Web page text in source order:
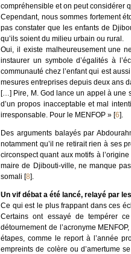
compréhensible et on peut considérer
Cependant, nous sommes fortement
pas constater que les enfants de
qu’ils soient du milieu urbain ou rural.
Oui, il existe malheureusement une
instaurer un symbole d’égalités à
communauté chez l’enfant qui est
mesures entreprises depuis deux ans
[…] Pire, M. God lance un appel à une
d’un propos inacceptable et mal
irresponsable. Pour le MENFOP » [6].
Des arguments balayés par
notamment qu’il ne retirait rien à ses
circonspect quant aux motifs à
maire de Djibouti-ville, ne manque
somali [8].
Un vif débat a été lancé, relayé par
Ce qui est le plus frappant dans ces
Certains ont essayé de tempérer
détournement de l’acronyme
étapes, comme le report à l’année
empreints de colère ou d’amertume